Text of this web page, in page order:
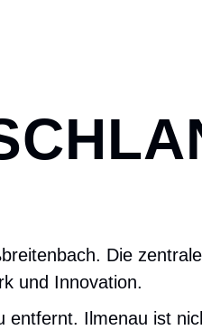
Die
und Innovation.
Ilmenau ist